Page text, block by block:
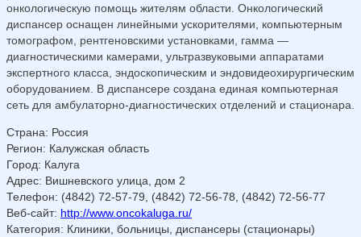
онкологическую помощь жителям области. Онкологический
диспансер оснащен линейными ускорителями, компьютерным
томографом, рентгеновскими установками, гамма —
диагностическими камерами, ультразвуковыми аппаратами
экспертного класса, эндоскопическим и эндовидеохирургическим
оборудованием. В диспансере создана единая компьютерная
сеть для амбулаторно-диагностических отделений и стационара.
Страна: Россия
Регион: Калужская область
Город: Калуга
Адрес: Вишневского улица, дом 2
Телефон: (4842) 72-57-79, (4842) 72-56-78, (4842) 72-56-77
Веб-сайт: http://www.oncokaluga.ru/
Категория: Клиники, больницы, диспансеры (стационары)